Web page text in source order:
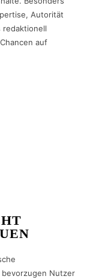
Autorität
redaktionell
auf
Nutzer